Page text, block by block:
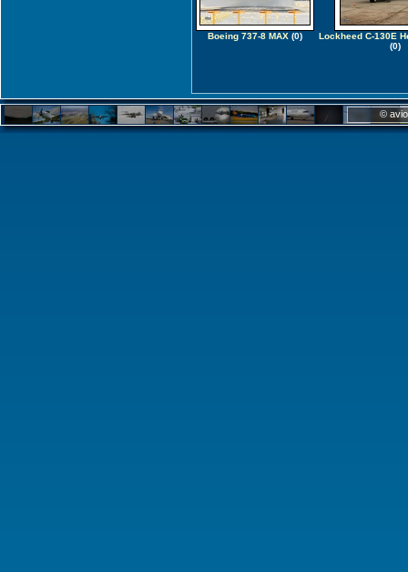
Boeing 737-8 MAX (0)
Lockheed C-130E
(0)
©